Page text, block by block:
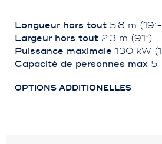
Longueur hors tout 5.8 m
Largeur hors tout 2.3 m (91”)
Puissance maximale 130 kW
Capacité de personnes max 5
OPTIONS ADDITIONELLES